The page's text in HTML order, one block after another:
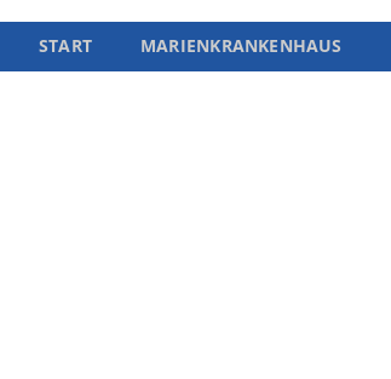
START MARIENKRANKENHAUS